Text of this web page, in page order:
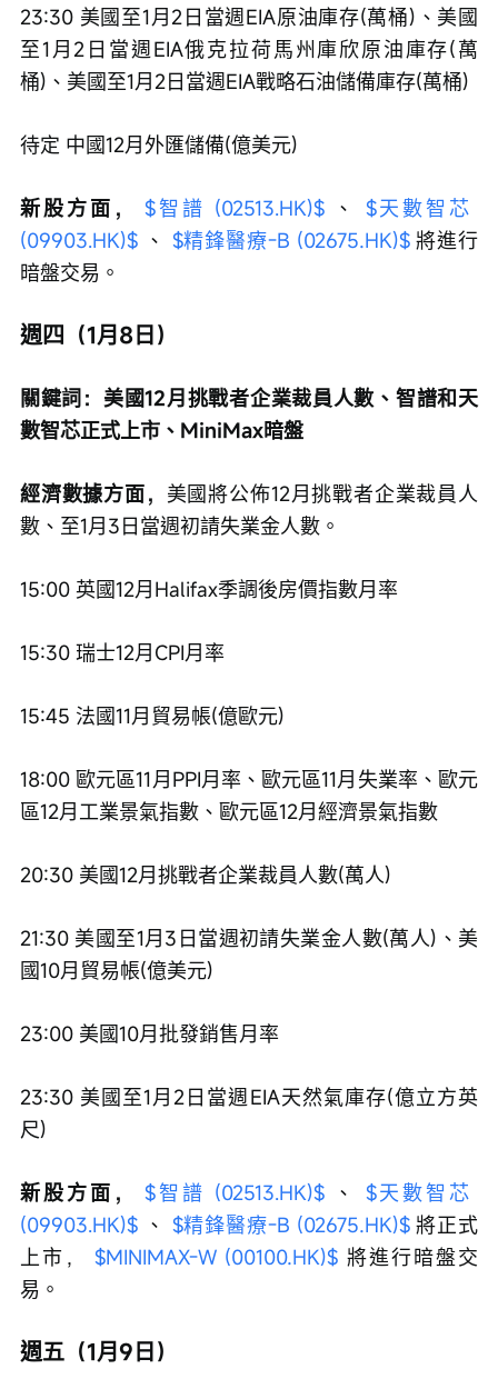
23:30 美國至1月2日當週EIA原油庫存(萬桶)、美國
至1月2日當週EIA俄克拉荷馬州庫欣原油庫存(萬
桶)、美國至1月2日當週EIA戰略石油儲備庫存(萬桶)
待定 中國12月外匯儲備(億美元)
新股方面， $智譜 (02513.HK)$ 、 $天數智芯
(09903.HK)$ 、 $精鋒醫療-B (02675.HK)$ 將進行
暗盤交易。
週四（1月8日）
關鍵詞：美國12月挑戰者企業裁員人數、智譜和天
數智芯正式上市、MiniMax暗盤
經濟數據方面， 美國將公佈12月挑戰者企業裁員人
數、至1月3日當週初請失業金人數。
15:00 英國12月Halifax季調後房價指數月率
15:30 瑞士12月CPI月率
15:45 法國11月貿易帳(億歐元)
18:00 歐元區11月PPI月率、歐元區11月失業率、歐元
區12月工業景氣指數、歐元區12月經濟景氣指數
20:30 美國12月挑戰者企業裁員人數(萬人)
21:30 美國至1月3日當週初請失業金人數(萬人)、美
國10月貿易帳(億美元)
23:00 美國10月批發銷售月率
23:30 美國至1月2日當週EIA天然氣庫存(億立方英
尺)
新股方面， $智譜 (02513.HK)$ 、 $天數智芯
(09903.HK)$ 、 $精鋒醫療-B (02675.HK)$ 將正式
上市， $MINIMAX-W (00100.HK)$ 將進行暗盤交
易。
週五（1月9日）